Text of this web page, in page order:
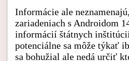
Informácie ale
zariadeniach s Androidom
informácií štátnych
potenciálne sa môže týkať
sa bohužial ale nedá určiť